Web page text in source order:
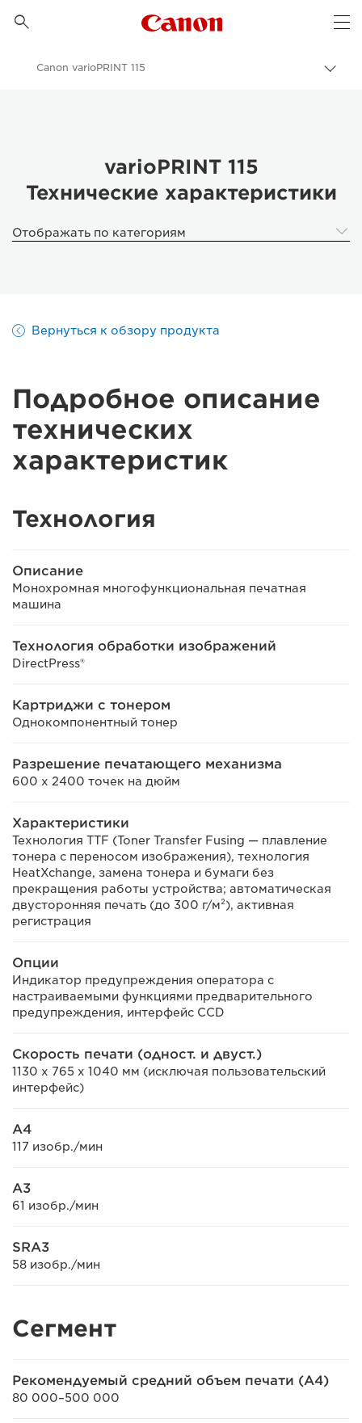

Canon Logo, back to
Продукты и решения для бизнеса
Производственная печать
Canon varioPRINT 115
varioPRINT 115
Технические характеристики
Отображать по категориям
Вернуться к обзору продукта
Подробное описание
технических
характеристик
Технология
Описание
Монохромная многофункциональная печатная
машина
Технология обработки изображений
DirectPress®
Картриджи с тонером
Однокомпонентный тонер
Разрешение печатающего механизма
600 x 2400 точек на дюйм
Характеристики
Технология TTF (Toner Transfer Fusing — плавление
тонера с переносом изображения), технология
HeatXchange, замена тонера и бумаги без
прекращения работы устройства; автоматическая
двусторонняя печать (до 300 г/м²), активная
регистрация
Опции
Индикатор предупреждения оператора с
настраиваемыми функциями предварительного
предупреждения, интерфейс CCD
Скорость печати (одност. и двуcт.)
1130 x 765 x 1040 мм (исключая пользовательский
интерфейс)
A4
117 изобр./мин
A3
61 изобр./мин
SRA3
58 изобр./мин
Сегмент
Рекомендуемый средний объем печати (A4)
80 000–500 000